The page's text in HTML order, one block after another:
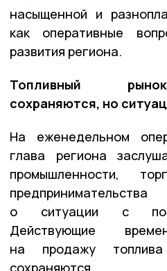
насыщенной и
как оперативные
развития региона.
Топливный
сохраняются, но
На еженедельном
глава региона
промышленности,
о ситуации с
Действующие
на продажу
сохраняются.